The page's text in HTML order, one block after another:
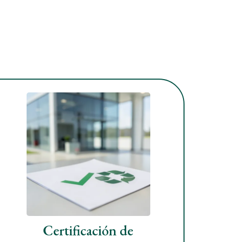
Certificación de